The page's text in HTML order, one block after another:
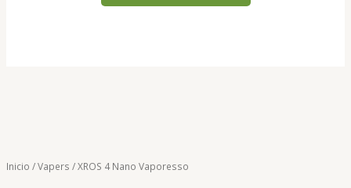
Inicio /Vapers / XROS 4 Nano Vaporesso